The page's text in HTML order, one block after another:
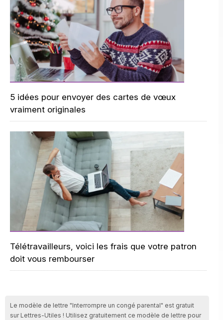
5 idées pour envoyer des cartes de vœux
vraiment originales
Télétravailleurs, voici les frais que votre patron
doit vous rembourser
Le modèle de lettre "Interrompre un congé parental" est gratuit
sur Lettres-Utiles ! Utilisez gratuitement ce modèle de lettre pour